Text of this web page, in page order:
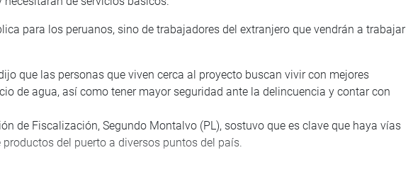
para los peruanos, sino de trabajadores del extranjero que vendrán a trabajar
que las personas que viven cerca al proyecto buscan vivir con mejores
de agua, así como tener mayor seguridad ante la delincuencia y contar con
de Fiscalización, Segundo Montalvo (PL), sostuvo que es clave que haya vías
del puerto a diversos puntos del país.